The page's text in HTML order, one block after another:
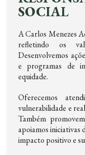
SOCIAL
A Carlos Menezes
refletindo os
Desenvolvemos
e programas de
equidade.
Oferecemos
vulnerabilidade e
Também
apoiamos iniciativas
impacto positivo e